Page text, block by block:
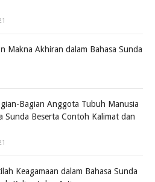
Makna Akhiran dalam Bahasa Sunda
Bagian Anggota Tubuh Manusia
Sunda Beserta Contoh Kalimat dan
Keagamaan dalam Bahasa Sunda